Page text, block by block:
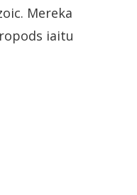
Mereka
iaitu